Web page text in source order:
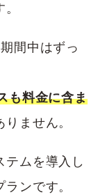
間中はずっ
も料金に含ま
ません。
ムを導入し
ンです。